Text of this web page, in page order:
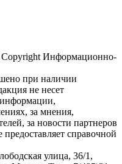
Информационно-
при наличии
не несет
информации,
за мнения,
за новости партнеров
справочной
улица, 36/1,